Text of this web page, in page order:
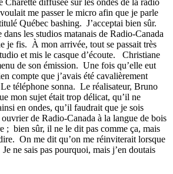
me passer le micro afin que je parle
Québec bashing. J’acceptai bien sûr.
les studios matanais de Radio-Canada
je fis. À mon arrivée, tout se passait très
et mis le casque d’écoute. Christiane
de son émission. Une fois qu’elle eut
compte que j’avais été cavalièrement
téléphone sonna. Le réalisateur, Bruno
mon sujet était trop délicat, qu’il ne
en ondes, qu’il faudrait que je sois
de Radio-Canada à la langue de bois
; bien sûr, il ne le dit pas comme ça, mais
On me dit qu’on me réinviterait lorsque
ne sais pas pourquoi, mais j’en doutais